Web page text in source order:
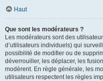
Haut
Que sont les modérateurs ?
Les modérateurs sont des
d’utilisateurs individuels) qui
possibilité de modifier ou de
déverrouiller, les déplacer, les
modèrent. En règle générale, les
utilisateurs respectent les règles